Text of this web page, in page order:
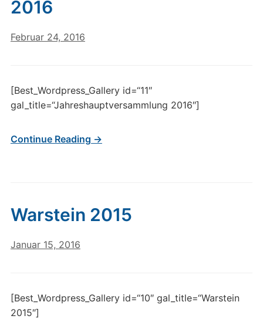
2016
Februar 24, 2016
[Best_Wordpress_Gallery id=“11″
gal_title=“Jahreshauptversammlung 2016″]
Continue Reading →
Warstein 2015
Januar 15, 2016
[Best_Wordpress_Gallery id=“10″ gal_title=“Warstein
2015″]